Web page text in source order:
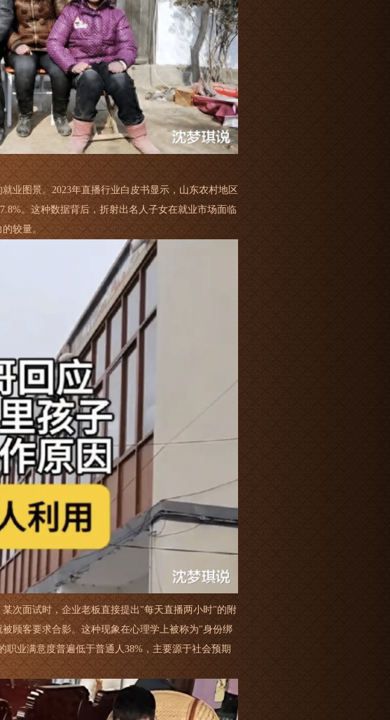
业图景。2023年直播行业白皮书显示，山东农村地区
。这种数据背后，折射出名人子女在就业市场面临
较量。
次面试时，企业老板直接提出"每天直播两小时"的附
顾客要求合影。这种现象在心理学上被称为"身份绑
业满意度普遍低于普通人38%，主要源于社会预期